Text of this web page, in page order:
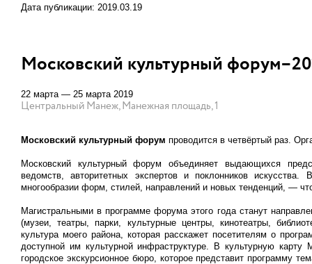
Дата публикации: 2019.03.19
Московский культурный
22 марта — 25 марта 2019
Центральный Манеж, Манежная площадь, 1
Московский культурный форум проводится в четвёртый раз.
Московский культурный форум объединяет выдающихся
ведомств, авторитетных экспертов и поклонников
многообразии форм, стилей, направлений и новых тенденций, —
Магистральными в программе форума этого года станут
(музеи,театры,парки, культурные центры,кинотеатры,
культура моего района, которая расскажет посетителям о
доступной им культурной инфраструктуре. В культурную
городское экскурсионное бюро, которое представит программу